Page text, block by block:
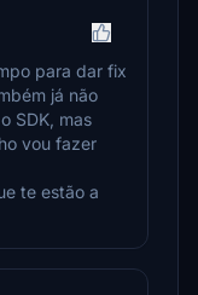
para dar fix
já não
SDK, mas
vou fazer
te estão a